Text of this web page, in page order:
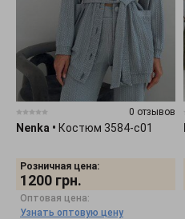
0 отзывов
Nenka • Костюм 3584-c01
Розничная цена:
1200 грн.
Оптовая цена:
Узнать оптовую цену